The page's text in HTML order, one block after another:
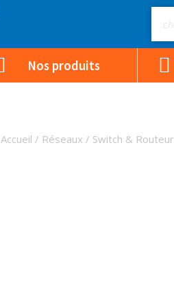
Nos produits
Accueil / Réseaux / Switch & Routeur